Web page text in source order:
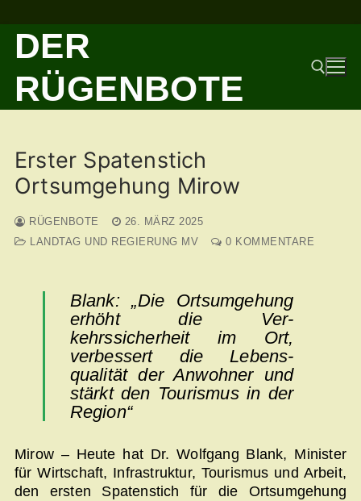
Zum
Inhalt
springen
DER
RÜGENBOTE
Erster Spatenstich
Ortsumgehung Mirow
RÜGENBOTE
26. MÄRZ 2025
LANDTAG UND REGIERUNG MV
0 KOMMENTARE
Blank: „Die Ortsumgehung
erhöht die Ver­
kehrssicherheit im Ort,
verbessert die Lebens­
qualität der Anwohner und
stärkt den Tourismus in der
Region“
Mirow – Heute hat Dr. Wolfgang Blank, Minister
für Wirtschaft, Infrastruktur, Tourismus und Arbeit,
den ersten Spatenstich für die Ortsumgehung